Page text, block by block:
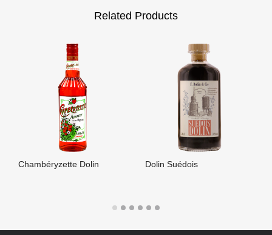
Related Products
Chambéryzette Dolin Dolin Suédois